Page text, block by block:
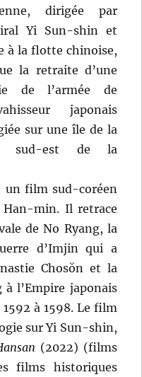
dirigée par
Yi Sun-shin et
à la flotte chinoise,
la retraite d’une
de l’armée de
japonais
sur une île de la
sud-est de la
un film sud-coréen
min. Il retrace
de No Ryang, la
d’Imjin qui a
Chosŏn et la
l’Empire japonais
à 1598. Le film
sur Yi Sun-shin,
(2022) (films
films historiques